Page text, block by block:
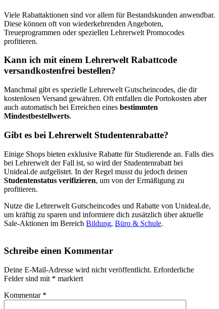
Viele Rabattaktionen sind vor allem für Bestandskunden anwendbar.
Diese können oft von wiederkehrenden Angeboten,
Treueprogrammen oder speziellen Lehrerwelt Promocodes
profitieren.
Kann ich mit einem Lehrerwelt Rabattcode
versandkostenfrei bestellen?
Manchmal gibt es spezielle Lehrerwelt Gutscheincodes, die dir
kostenlosen Versand gewähren. Oft entfallen die Portokosten aber
auch automatisch bei Erreichen eines bestimmten
Mindestbestellwerts.
Gibt es bei Lehrerwelt Studentenrabatte?
Einige Shops bieten exklusive Rabatte für Studierende an. Falls dies
bei Lehrerwelt der Fall ist, so wird der Studentenrabatt bei
Unideal.de aufgelistet. In der Regel musst du jedoch deinen
Studentenstatus verifizieren, um von der Ermäßigung zu
profitieren.
Nutze die Lehrerwelt Gutscheincodes und Rabatte von Unideal.de,
um kräftig zu sparen und informiere dich zusätzlich über aktuelle
Sale-Aktionen im Bereich Bildung, Büro & Schule.
Schreibe einen Kommentar
Deine E-Mail-Adresse wird nicht veröffentlicht. Erforderliche
Felder sind mit * markiert
Kommentar *